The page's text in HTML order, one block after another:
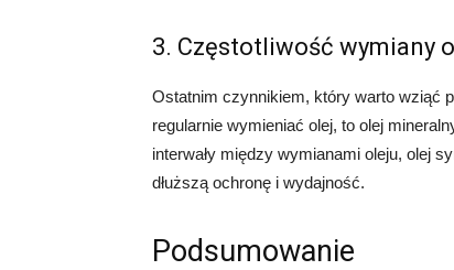
3. Częstotliwość wymiany
Ostatnim czynnikiem, który warto wziąć
regularnie wymieniać olej, to olej
interwały między wymianami oleju, olej
dłuższą ochronę i wydajność.
Podsumowanie